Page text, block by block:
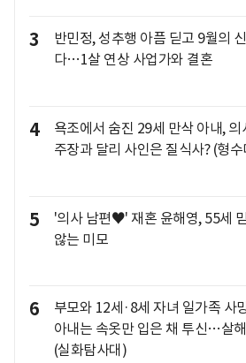
3
반민정, 성추행 아픔 딛고 9월의
다…1살 연상 사업가와 결혼
4
욕조에서 숨진 29세 만삭 아내, 의
주장과 달리 사인은 질식사? (형
5
'의사 남편♥' 재혼 윤해영, 55세
않는 미모
6
부모와 12세·8세 자녀 일가족 사
아내는 속옷만 입은 채 투신…살
(실화탐사대)